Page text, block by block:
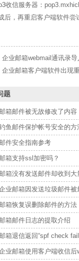
信服务器：
，再重启客户端软件尝
企业邮箱webmail通讯录
企业邮箱客户端软件出现
题
箱邮件被无故修改了内容
鱼邮件保护帐号安全的方
件安全指南参考
箱支持ssl加密吗？
箱没有发送邮件却收到大
业邮箱因发送垃圾邮件
箱恢复误删除邮件的方法
箱邮件日志的提取介绍
箱退信返回“spf check
业邮箱使用客户端收信后